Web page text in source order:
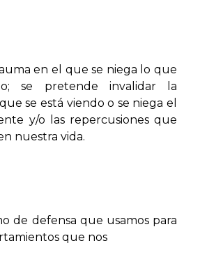
en el que se niega lo que
se pretende invalidar la
se está viendo o se niega el
y/o las repercusiones que
nuestra vida.
de defensa que usamos para
que nos